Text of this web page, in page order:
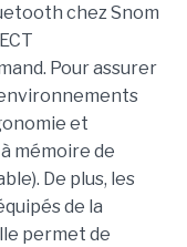
chez Snom
Pour assurer
et
mémoire de
De plus, les
de la
permet de